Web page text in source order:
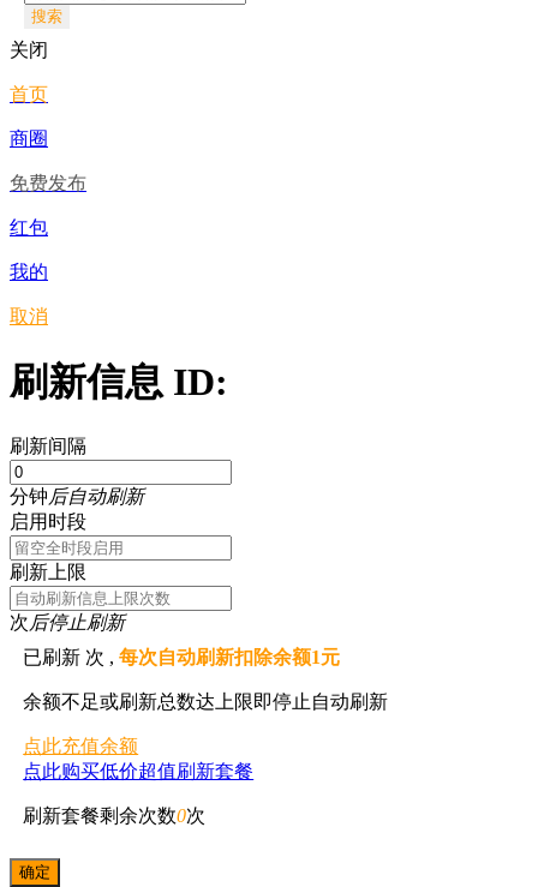
搜索
关闭
首页
商圈
免费发布
红包
我的
取消
刷新信息 ID:
刷新间隔
分钟后自动刷新
启用时段
刷新上限
次后停止刷新
已刷新 次 ,每次自动刷新扣除余额1元
余额不足或刷新总数达上限即停止自动刷新
点此充值余额
点此购买低价超值刷新套餐
刷新套餐剩余次数0次